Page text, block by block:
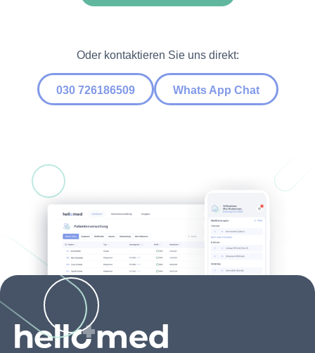
Oder kontaktieren Sie uns direkt:
030 726186509 Whats App Chat